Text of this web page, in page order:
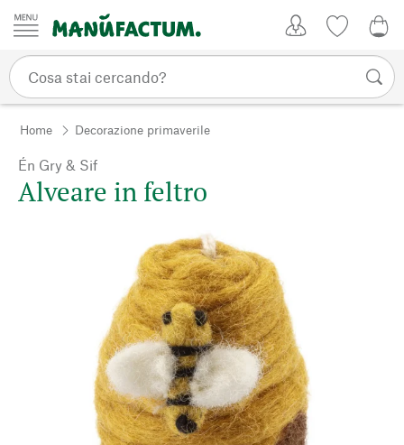
Vai al contenuto
Home Decorazione primaverile
Én Gry & Sif
Alveare in feltro